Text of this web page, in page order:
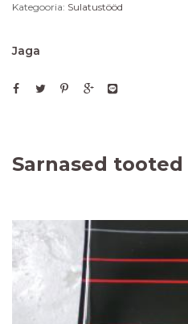
Kategooria: Sulatustööd
Jaga
Sarnased tooted